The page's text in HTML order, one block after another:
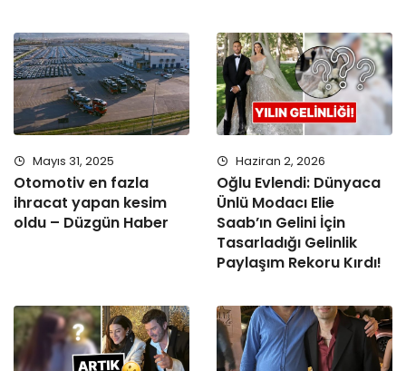
Mayıs 31, 2025
Otomotiv en fazla
ihracat yapan kesim
oldu – Düzgün Haber
Haziran 2, 2026
Oğlu Evlendi: Dünyaca
Ünlü Modacı Elie
Saab’ın Gelini İçin
Tasarladığı Gelinlik
Paylaşım Rekoru Kırdı!